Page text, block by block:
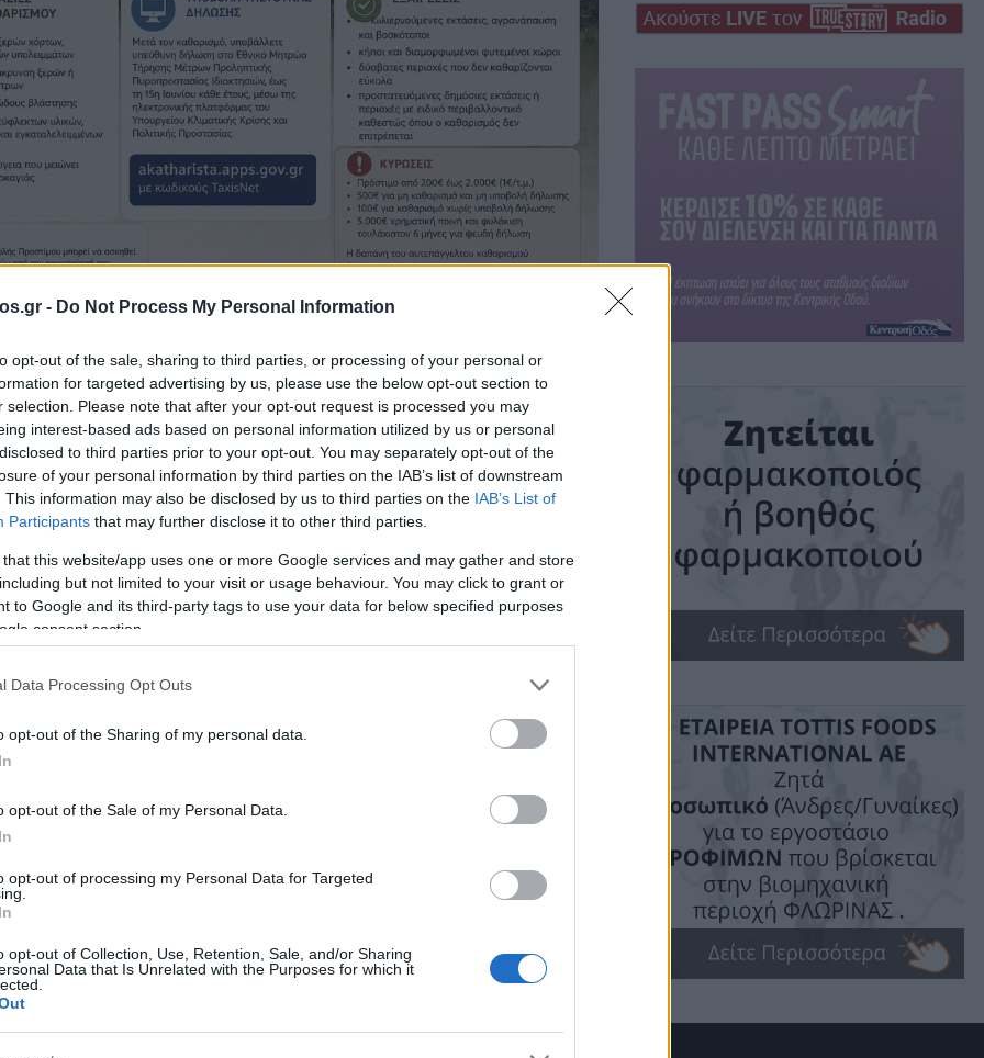
- Do Not Process My Personal Information
opt-out of the sale, sharing to third parties, or processing of your personal or
for targeted advertising by us, please use the below opt-out section to
selection. Please note that after your opt-out request is processed you may
interest-based ads based on personal information utilized by us or personal
to third parties prior to your opt-out. You may separately opt-out of the
of your personal information by third parties on the IAB’s list of downstream
This information may also be disclosed by us to third parties on the IAB’s List of
Participants that may further disclose it to other third parties.
that this website/app uses one or more Google services and may gather and store
but not limited to your visit or usage behaviour. You may click to grant or
to Google and its third-party tags to use your data for below specified purposes
consent section.
Data Processing Opt Outs
opt-out of the Sharing of my personal data.
opt-out of the Sale of my Personal Data.
opt-out of processing my Personal Data for Targeted
opt-out of Collection, Use, Retention, Sale, and/or Sharing
Data that Is Unrelated with the Purposes for which it
Βοΐου:
για την
2026
και μάθετε πρώτοι όλες τις ειδήσεις!
της αντιπυρικής περιόδου
οικοπέδων από την 1
Απριλίου και
Αντιπυρικής Περιόδου 2026, η οποία